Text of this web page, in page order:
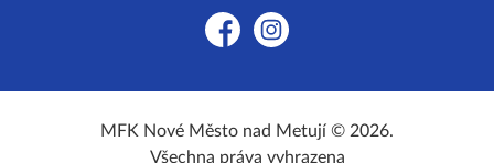
FacebookInstagram
MFK Nové Město nad Metují © 2026.
Všechna práva vyhrazena